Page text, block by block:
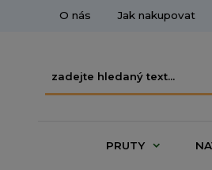
O nás Jak nakupovat
PRUTY